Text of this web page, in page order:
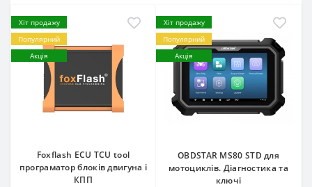
Хіт продажу
Популярний
Акція
Foxflash ECU TCU tool
програматор блоків двигуна і
КПП
Хіт продажу
Популярний
Акція
OBDSTAR MS80 STD для
мотоциклів. Діагностика та
ключі